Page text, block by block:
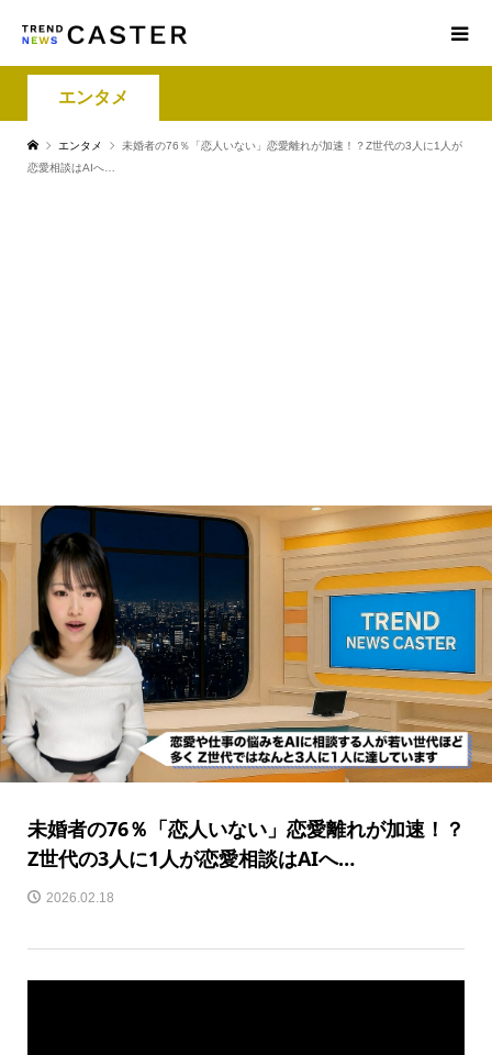
エンタメ
エンタメ
未婚者の76％「恋人いない」恋愛離れが加速！？Z世代の3人に1人が
恋愛相談はAIへ…
未婚者の76％「恋人いない」恋愛離れが加速！？
Z世代の3人に1人が恋愛相談はAIへ…
2026.02.18